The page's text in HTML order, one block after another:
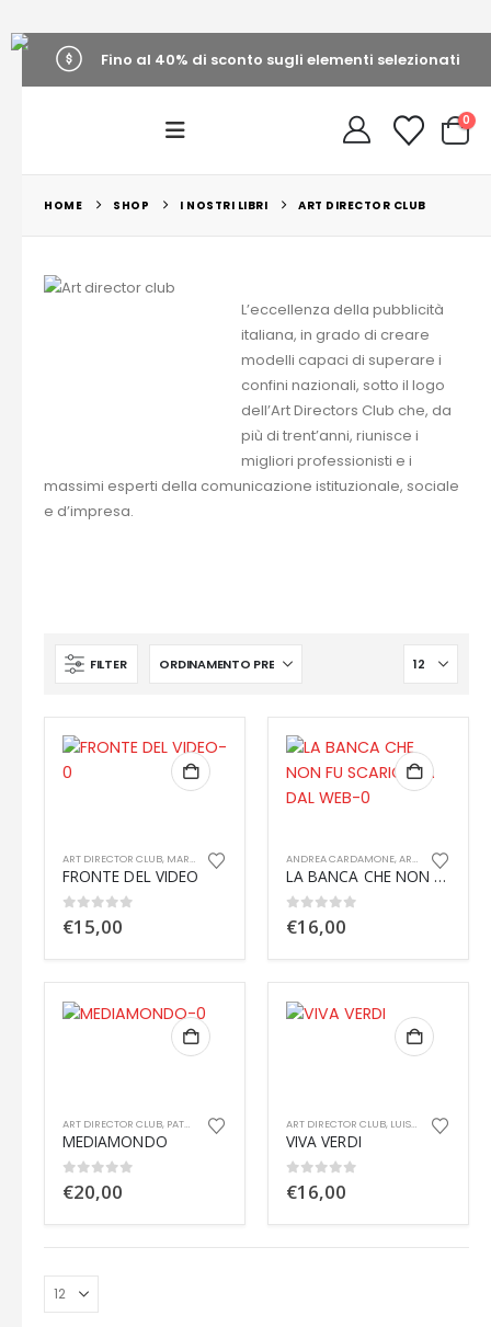
Fino al 40% di sconto sugli elementi selezionati
0
HOME SHOP I NOSTRI LIBRI ART DIRECTOR CLUB
L’eccellenza della pubblicità
italiana, in grado di creare
modelli capaci di superare i
confini nazionali, sotto il logo
dell’Art Directors Club che, da
più di trent’anni, riunisce i
migliori professionisti e i
massimi esperti della comunicazione istituzionale, sociale
e d’impresa.
FILTER
ART DIRECTOR CLUB, MARIA NOVELLA OPPO
FRONTE DEL VIDEO
0out of 5
€15,00
ANDREA CARDAMONE,ART DIRECTOR CLUB
LA BANCA CHE NON FU SCARICATA DAL WEB – Storia di un incontro di successo
0out of 5
€16,00
ART DIRECTOR CLUB, PATRIZIA RODI
MEDIAMONDO
0out of 5
€20,00
ART DIRECTOR CLUB, LUISA LUCÀ
VIVA VERDI
0out of 5
€16,00